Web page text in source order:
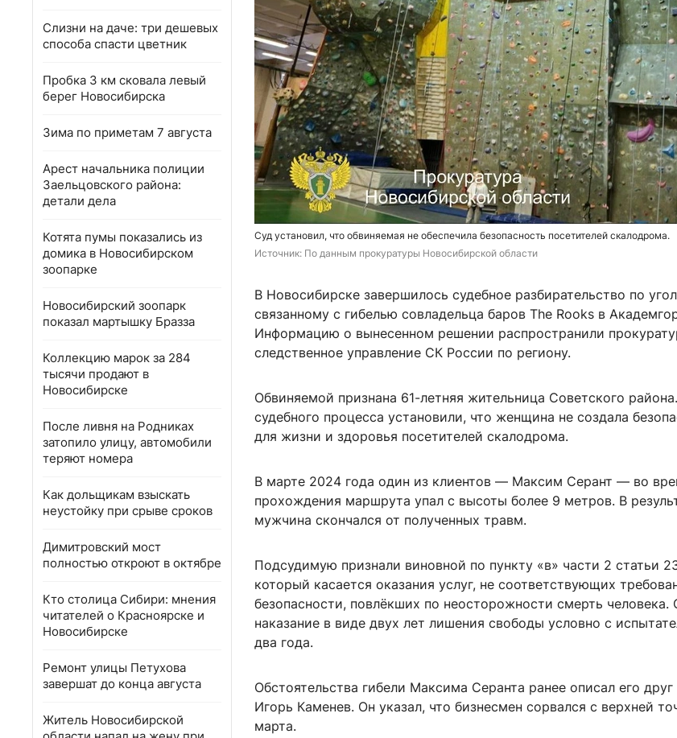
Слизни на даче: три дешевых
способа спасти цветник
Пробка 3 км сковала левый
берег Новосибирска
Зима по приметам 7 августа
Арест начальника полиции
Заельцовского района:
детали дела
Котята пумы показались из
домика в Новосибирском
зоопарке
Новосибирский зоопарк
показал мартышку Бразза
Коллекцию марок за 284
тысячи продают в
Новосибирске
После ливня на Родниках
затопило улицу, автомобили
теряют номера
Как дольщикам взыскать
неустойку при срыве сроков
Димитровский мост
полностью откроют в октябре
Кто столица Сибири: мнения
читателей о Красноярске и
Новосибирске
Ремонт улицы Петухова
завершат до конца августа
Житель Новосибирской
Суд установил, что обвиняемая не обеспечила безопасность посетителей скалодрома.
Источник: По данным прокуратуры Новосибирской области
В Новосибирске завершилось судебное разбирательство по
связанному с гибелью совладельца баров The Rooks в
Информацию о вынесенном решении распространили
следственное управление СК России по региону.
Обвиняемой признана 61-летняя жительница Советского
судебного процесса установили, что женщина не создала
для жизни и здоровья посетителей скалодрома.
В марте 2024 года один из клиентов — Максим Серант — во
прохождения маршрута упал с высоты более 9 метров. В
мужчина скончался от полученных травм.
Подсудимую признали виновной по пункту «в» части 2 статьи
который касается оказания услуг, не соответствующих
безопасности, повлёкших по неосторожности смерть человека.
наказание в виде двух лет лишения свободы условно с
два года.
Обстоятельства гибели Максима Серанта ранее описал его друг
Игорь Каменев. Он указал, что бизнесмен сорвался с верхней
марта.